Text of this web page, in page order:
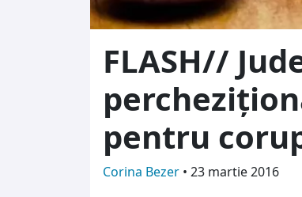
FLASH//
pentru
Corina Bezer • 23 martie 2016